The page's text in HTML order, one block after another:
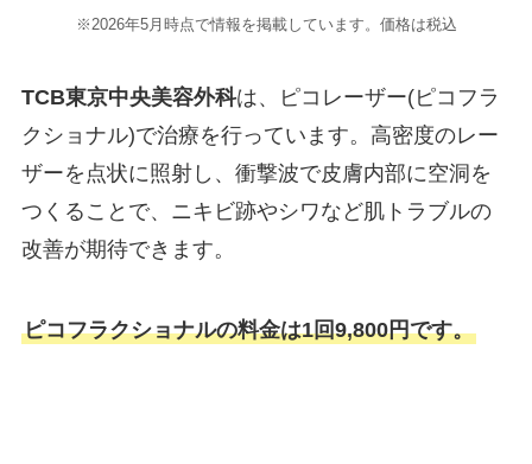
※2026年5月時点で情報を掲載しています。価格は税込
TCB東京中央美容外科は、ピコレーザー(ピコフラ
クショナル)で治療を行っています。高密度のレー
ザーを点状に照射し、衝撃波で皮膚内部に空洞を
つくることで、ニキビ跡やシワなど肌トラブルの
改善が期待できます。
ピコフラクショナルの料金は1回9,800円です。